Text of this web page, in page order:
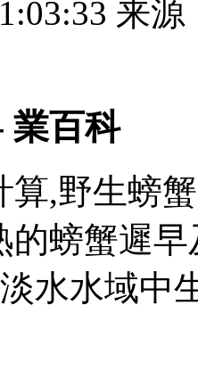
来源
業百科
算,野生螃
的螃蟹遲
水水域中